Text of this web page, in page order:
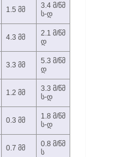
1.5 მმ
3.4 მ/წმ
ს-დ
4.3 მმ
2.1 მ/წმ
დ
3.3 მმ
5.3 მ/წმ
დ
1.2 მმ
3.3 მ/წმ
ს-დ
0.3 მმ
1.8 მ/წმ
ს-დ
0.7 მმ
0.8 მ/წმ
ს